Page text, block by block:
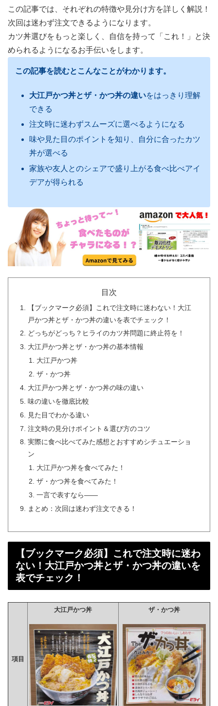
この記事では、それぞれの特徴や見分け方を詳しく解説！
次回は迷わず注文できるようになります。
カツ丼選びをもっと楽しく、自信を持って「これ！」と決
められるようになるお手伝いをします。
この記事を読むとこんなことがわかります。
大江戸かつ丼とザ・かつ丼の違いをはっきり理解
できる
注文時に迷わずスムーズに選べるようになる
味や見た目のポイントを知り、自分に合ったカツ
丼が選べる
家族や友人とのシェアで盛り上がる食べ比べアイ
デアが得られる
目次
【ブックマーク必須】これで注文時に迷わない！大江
戸かつ丼とザ・かつ丼の違いを表でチェック！
どっちがどっち？ヒライのカツ丼問題に終止符を！
大江戸かつ丼とザ・かつ丼の基本情報
大江戸かつ丼
ザ・かつ丼
大江戸かつ丼とザ・かつ丼の味の違い
味の違いを徹底比較
見た目でわかる違い
注文時の見分けポイント＆選び方のコツ
実際に食べ比べてみた感想とおすすめシチュエーショ
ン
大江戸かつ丼を食べてみた！
ザ・かつ丼を食べてみた！
一言で表すなら――
まとめ：次回は迷わず注文できる！
【ブックマーク必須】これで注文時に迷わ
ない！大江戸かつ丼とザ・かつ丼の違いを
表でチェック！
項目
大江戸かつ丼 ザ・かつ丼